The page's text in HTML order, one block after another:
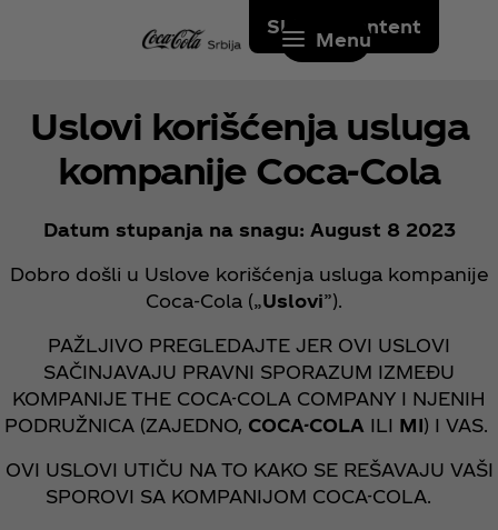
Skip to content
Menu
Uslovi korišćenja usluga
kompanije Coca‑Cola
Datum stupanja na snagu: August 8 2023
Dobro došli u Uslove korišćenja usluga kompanije
Coca‑Cola („Uslovi”).
PAŽLJIVO PREGLEDAJTE JER OVI USLOVI
SAČINJAVAJU PRAVNI SPORAZUM IZMEĐU
KOMPANIJE THE COCA-COLA COMPANY I NJENIH
PODRUŽNICA (ZAJEDNO, COCA-COLA ILI MI) I VAS.
OVI USLOVI UTIČU NA TO KAKO SE REŠAVAJU VAŠI
SPOROVI SA KOMPANIJOM COCA-COLA.